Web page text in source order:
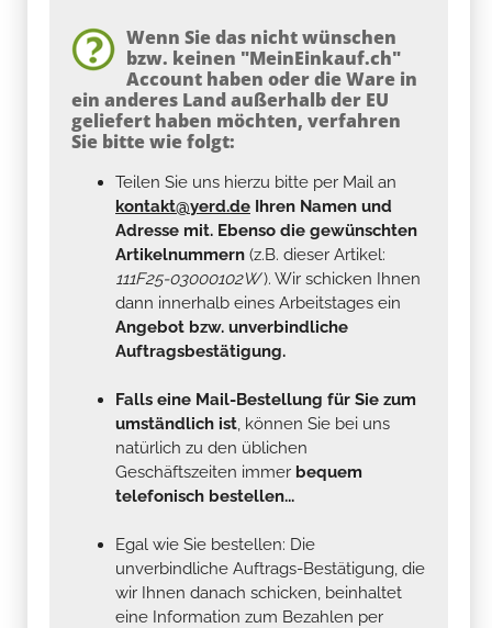
Wenn Sie das nicht wünschen
bzw. keinen "MeinEinkauf.ch"
Account haben oder die Ware in
ein anderes Land außerhalb der EU
geliefert haben möchten, verfahren
Sie bitte wie folgt:
Teilen Sie uns hierzu bitte per Mail an
kontakt@yerd.de Ihren Namen und
Adresse mit. Ebenso die gewünschten
Artikelnummern (z.B. dieser Artikel:
111F25-03000102W). Wir schicken Ihnen
dann innerhalb eines Arbeitstages ein
Angebot bzw. unverbindliche
Auftragsbestätigung.
Falls eine Mail-Bestellung für Sie zum
umständlich ist, können Sie bei uns
natürlich zu den üblichen
Geschäftszeiten immer bequem
telefonisch bestellen...
Egal wie Sie bestellen: Die
unverbindliche Auftrags-Bestätigung, die
wir Ihnen danach schicken, beinhaltet
eine Information zum Bezahlen per